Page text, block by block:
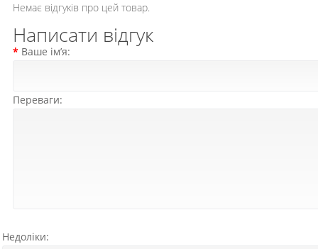
Немає відгуків про цей товар.
Написати відгук
Ваше ім’я:
Переваги:
Недоліки: